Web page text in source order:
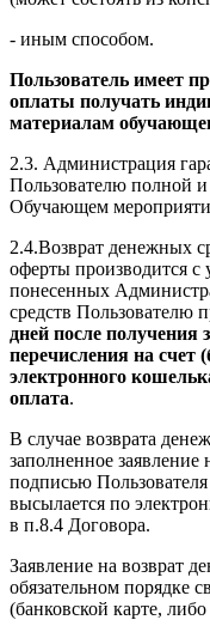
- иным способом.
Пользователь имеет
оплаты получать
материалам
2.3. Администрация
Пользователю полной
Обучающем
2.4.Возврат денежных
оферты производится
понесенных
средств Пользователю
дней после получения
перечисления на счет
электронного
оплата.
В случае возврата
заполненное заявление
подписью
высылается по
в п.8.4 Договора.
Заявление на возврат
обязательном порядке
(банковской карте,